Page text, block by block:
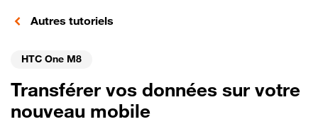
Autres tutoriels
HTC One M8
Transférer vos données sur votre
nouveau mobile